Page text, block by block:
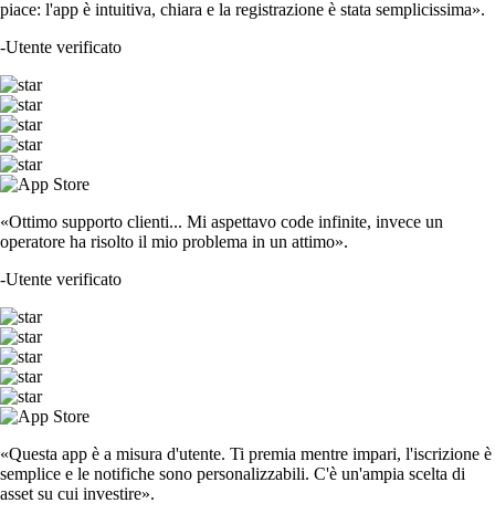
piace: l'app è intuitiva, chiara e la registrazione è stata semplicissima».
-Utente verificato
«Ottimo supporto clienti... Mi aspettavo code infinite, invece un
operatore ha risolto il mio problema in un attimo».
-Utente verificato
«Questa app è a misura d'utente. Ti premia mentre impari, l'iscrizione è
semplice e le notifiche sono personalizzabili. C'è un'ampia scelta di
asset su cui investire».